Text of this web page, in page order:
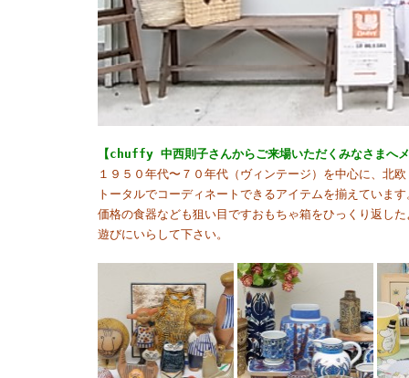
【chuffy 中西則子さんからご来場いただくみなさまへ
１９５０年代〜７０年代（ヴィンテージ）を中心に、北
トータルでコーディネートできるアイテムを揃えていま
価格の食器なども狙い目ですおもちゃ箱をひっくり返し
遊びにいらして下さい。